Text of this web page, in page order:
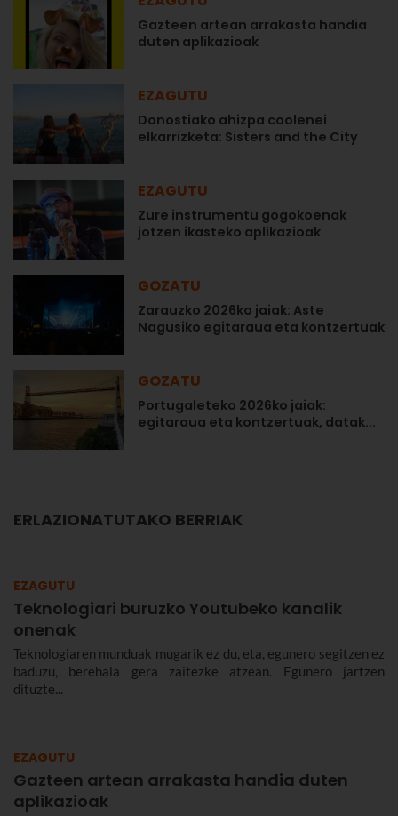
Gazteen artean arrakasta handia
duten aplikazioak
EZAGUTU
Donostiako ahizpa coolenei
elkarrizketa: Sisters and the City
EZAGUTU
Zure instrumentu gogokoenak
jotzen ikasteko aplikazioak
GOZATU
Zarauzko 2026ko jaiak: Aste
Nagusiko egitaraua eta kontzertuak
GOZATU
Portugaleteko 2026ko jaiak:
egitaraua eta kontzertuak, datak...
ERLAZIONATUTAKO BERRIAK
EZAGUTU
Teknologiari buruzko Youtubeko kanalik
onenak
Teknologiaren munduak mugarik ez du, eta, egunero segitzen ez
baduzu, berehala gera zaitezke atzean. Egunero jartzen
dituzte...
EZAGUTU
Gazteen artean arrakasta handia duten
aplikazioak